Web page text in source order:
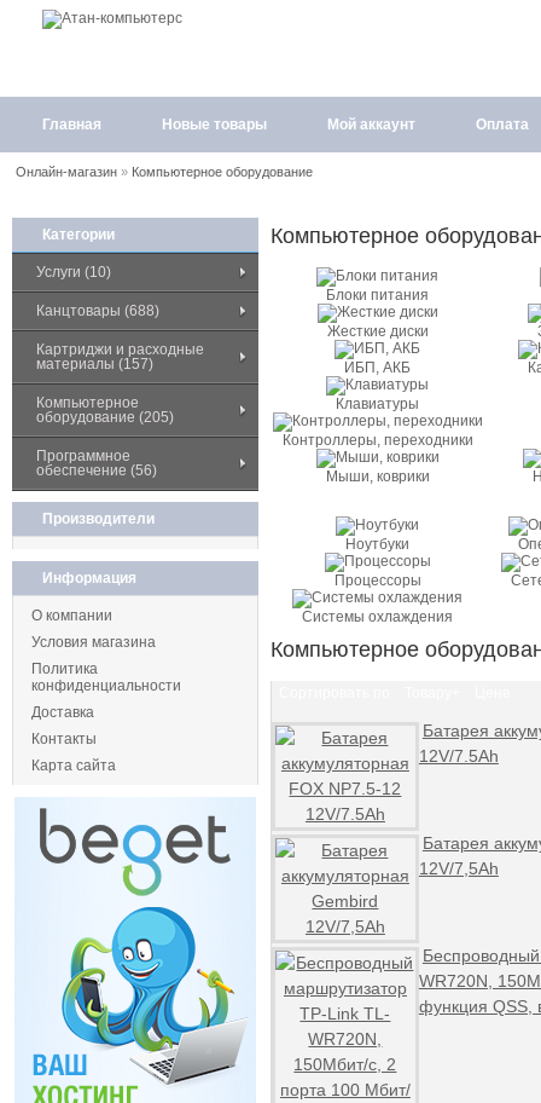
Главная Новые товары Мой аккаунт Оплата
Онлайн-магазин» Компьютерное оборудование
Категории
Услуги (10)
Канцтовары (688)
Картриджи и расходные
материалы (157)
Компьютерное
оборудование (205)
Программное
обеспечение (56)
Производители
Информация
О компании
Условия магазина
Политика
конфиденциальности
Доставка
Контакты
Карта сайта
Компьютерное
Блоки питания
Жесткие диски
ИБП, АКБ
Клавиатуры
Контроллеры, переходники
Мыши, коврики
Ноутбуки
Процессоры
Системы охлаждения
Компьютерное
Батарея
12V/7.5Ah
Батарея
12V/7,5Ah
WR720N,
функция QSS,